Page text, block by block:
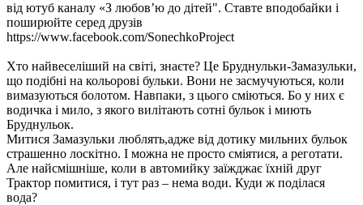
від ютуб каналу «З любов’ю до дітей". Ставте вподобайки і
поширюйте серед друзів
https://www.facebook.com/SonechkoProject
Хто найвеселіший на світі, знаєте? Це Бруднульки-Замазульки,
що подібні на кольорові бульки. Вони не засмучуються, коли
вимазуються болотом. Навпаки, з цього сміються. Бо у них є
водичка і мило, з якого вилітають сотні бульок і миють
Бруднульок.
Митися Замазульки люблять,адже від дотику мильних бульок
страшенно лоскітно. І можна не просто сміятися, а реготати.
Але найсмішніше, коли в автомийку заїжджає їхній друг
Трактор помитися, і тут раз – нема води. Куди ж поділася
вода?